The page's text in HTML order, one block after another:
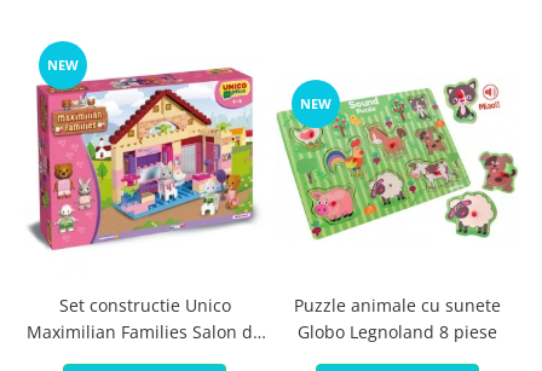
NEW
Set constructie Unico
Maximilian Families Salon de
infrumusetare 80 piese
NEW
Puzzle animale cu sunete
Globo Legnoland 8 piese